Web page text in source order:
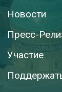
Новости
Пресс-
Участие